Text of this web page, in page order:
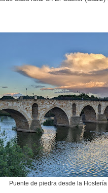
Puente de piedra desde la